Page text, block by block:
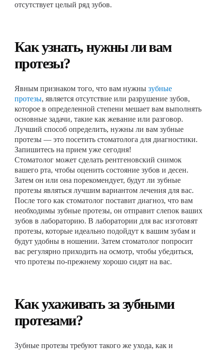
отсутствует целый ряд зубов.
Как узнать, нужны ли вам
протезы?
Явным признаком того, что вам нужны зубные
протезы, является отсутствие или разрушение зубов,
которое в определенной степени мешает вам выполнять
основные задачи, такие как жевание или разговор.
Лучший способ определить, нужны ли вам зубные
протезы — это посетить стоматолога для диагностики.
Запишитесь на прием уже сегодня!
Стоматолог может сделать рентгеновский снимок
вашего рта, чтобы оценить состояние зубов и десен.
Затем он или она порекомендует, будут ли зубные
протезы являться лучшим вариантом лечения для вас.
После того как стоматолог поставит диагноз, что вам
необходимы зубные протезы, он отправит слепок ваших
зубов в лабораторию. В лаборатории для вас изготовят
протезы, которые идеально подойдут к вашим зубам и
будут удобны в ношении. Затем стоматолог попросит
вас регулярно приходить на осмотр, чтобы убедиться,
что протезы по-прежнему хорошо сидят на вас.
Как ухаживать за зубными
протезами?
Зубные протезы требуют такого же ухода, как и